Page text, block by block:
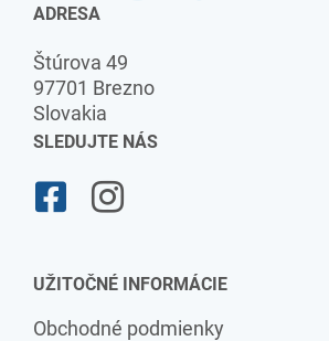
ADRESA
Štúrova 49
97701 Brezno
Slovakia
SLEDUJTE NÁS
UŽITOČNÉ INFORMÁCIE
Obchodné podmienky